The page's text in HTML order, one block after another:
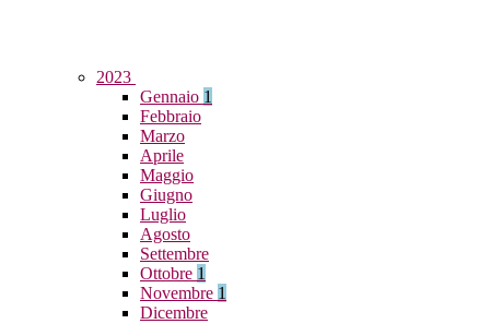
2023
Gennaio 1
Febbraio
Marzo
Aprile
Maggio
Giugno
Luglio
Agosto
Settembre
Ottobre 1
Novembre 1
Dicembre